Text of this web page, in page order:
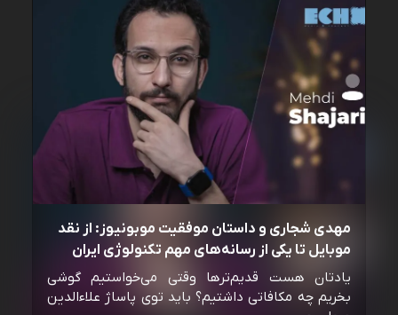
مهدی شجاری و داستان موفقیت موبونیوز: از نقد
موبایل تا یکی از رسانه‌‌های مهم تکنولوژی ایران
یادتان هست قدیم‌ترها وقتی می‌خواستیم گوشی
بخریم چه مکافاتی داشتیم؟ باید توی پاساژ علاءالدین